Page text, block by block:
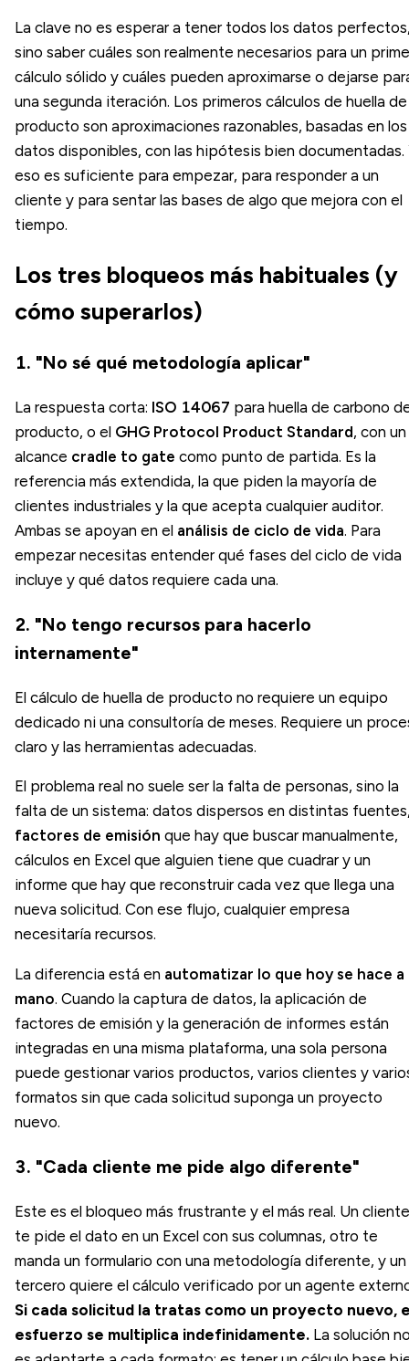
La clave no es esperar a tener todos los datos
sino saber cuáles son realmente necesarios para un
cálculo sólido y cuáles pueden aproximarse o dejarse
una segunda iteración. Los primeros cálculos de huella de
producto son aproximaciones razonables, basadas en los
datos disponibles, con las hipótesis bien documentadas.
eso es suficiente para empezar, para responder a un
cliente y para sentar las bases de algo que mejora con el
tiempo.
Los tres bloqueos más habituales (y
cómo superarlos)
1. "No sé qué metodología aplicar"
La respuesta corta: ISO 14067 para huella de carbono
producto, o el GHG Protocol Product Standard, con un
alcance cradle to gate como punto de partida. Es la
referencia más extendida, la que piden la mayoría de
clientes industriales y la que acepta cualquier auditor.
Ambas se apoyan en el análisis de ciclo de vida. Para
empezar necesitas entender qué fases del ciclo de vida
incluye y qué datos requiere cada una.
2. "No tengo recursos para hacerlo
internamente"
El cálculo de huella de producto no requiere un equipo
dedicado ni una consultoría de meses. Requiere un
claro y las herramientas adecuadas.
El problema real no suele ser la falta de personas, sino la
falta de un sistema: datos dispersos en distintas
factores de emisión que hay que buscar manualmente,
cálculos en Excel que alguien tiene que cuadrar y un
informe que hay que reconstruir cada vez que llega una
nueva solicitud. Con ese flujo, cualquier empresa
necesitaría recursos.
La diferencia está en automatizar lo que hoy se hace a
mano. Cuando la captura de datos, la aplicación de
factores de emisión y la generación de informes están
integradas en una misma plataforma, una sola persona
puede gestionar varios productos, varios clientes y
formatos sin que cada solicitud suponga un proyecto
nuevo.
3. "Cada cliente me pide algo diferente"
Este es el bloqueo más frustrante y el más real. Un cliente
te pide el dato en un Excel con sus columnas, otro te
manda un formulario con una metodología diferente, y un
tercero quiere el cálculo verificado por un agente
Si cada solicitud la tratas como un proyecto nuevo,
esfuerzo se multiplica indefinidamente. La solución